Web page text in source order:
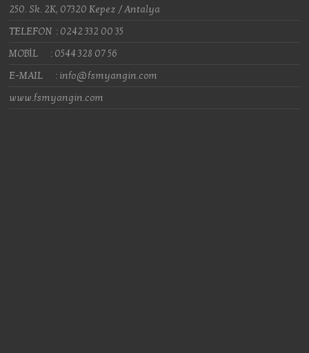
250. Sk. 2K, 07320 Kepez / Antalya
TELEFON : 0242 332 00 35
MOBİL : 0544 328 07 56
E-MAIL : info@fsmyangin.com
www.fsmyangin.com